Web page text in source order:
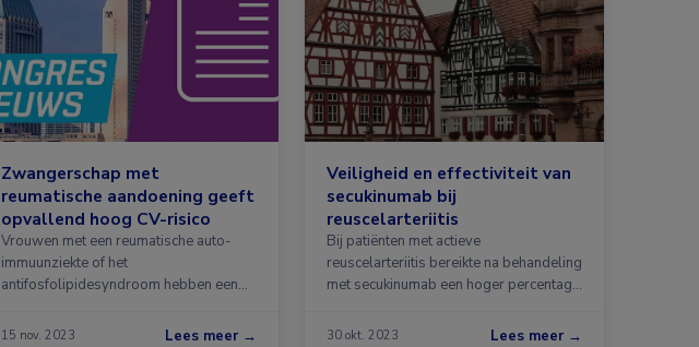
Zwangerschap met
reumatische aandoening geeft
opvallend hoog CV-risico
Vrouwen met een reumatische auto-
immuunziekte of het
antifosfolipidesyndroom hebben een
15 nov. 2023 Lees meer →
Veiligheid en effectiviteit van
secukinumab bij
reuscelarteriitis
Bij patiënten met actieve
reuscelarteriitis bereikte na behandeling
met secukinumab een hoger percentage
30 okt. 2023 Lees meer →